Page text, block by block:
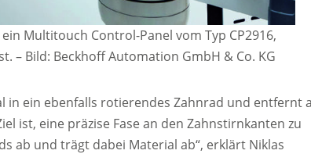
Multitouch Control-Panel vom Typ CP2916,
– Bild: Beckhoff Automation GmbH & Co. KG
in ein ebenfalls rotierendes Zahnrad und entfernt
ist, eine präzise Fase an den Zahnstirnkanten zu
ab und trägt dabei Material ab“, erklärt Niklas